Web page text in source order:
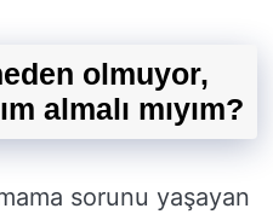
olmuyor,
almalı mıyım?
sorunu yaşayan